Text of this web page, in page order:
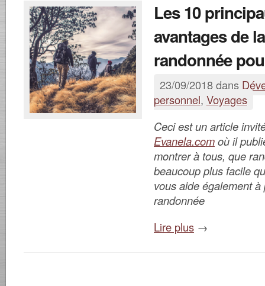
Les 10
avantages de la
randonnée
23/09/2018 dans
personnel, Voyages
Ceci est un article
Evanela.comoù il
montrer à tous, que
beaucoup plus facile
vous aide également
randonnée
Lire plus →